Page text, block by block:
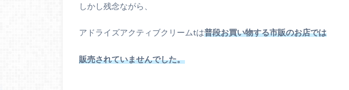
しかし残念ながら、
アドライズアクティブクリームtは普段お買い物する市販のお店では
販売されていませんでした。